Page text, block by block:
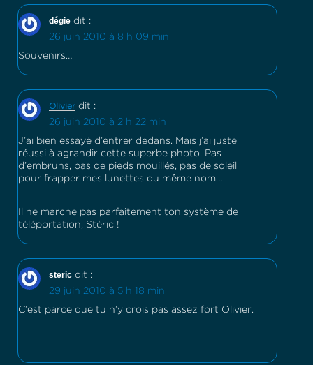
dégie dit :
26 juin 2010 à 8 h 09 min
Souvenirs…
Olivier dit :
26 juin 2010 à 2 h 22 min
J’ai bien essayé d’entrer dedans. Mais j’ai juste
réussi à agrandir cette superbe photo. Pas
d’embruns, pas de pieds mouillés, pas de soleil
pour frapper mes lunettes du même nom…
Il ne marche pas parfaitement ton système de
téléportation, Stéric !
steric dit :
29 juin 2010 à 5 h 18 min
C’est parce que tu n’y crois pas assez fort Olivier.